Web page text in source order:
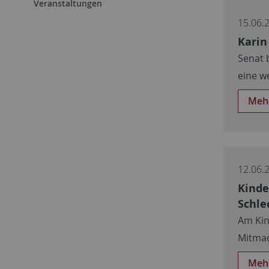
Veranstaltungen
Senat
eine
Am